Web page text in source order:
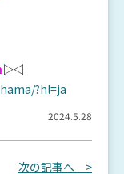
▷◁
?hl=ja
2024.5.28
次の記事へ >